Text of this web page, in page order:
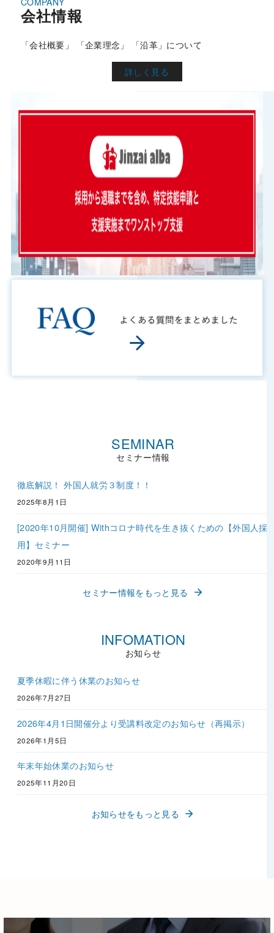
会社情報
「会社概要」 「企業理念」 「沿革」について
詳しく見る
セミナー情報
徹底解説！ 外国人就労３制度！！
2025年8月1日
[2020年10月開催] Withコロナ時代を生き抜くための【外国人採
用】セミナー
2020年9月11日
セミナー情報をもっと見る
お知らせ
夏季休暇に伴う休業のお知らせ
2026年7月27日
2026年4月1日開催分より受講料改定のお知らせ（再掲示）
2026年1月5日
年末年始休業のお知らせ
2025年11月20日
お知らせをもっと見る